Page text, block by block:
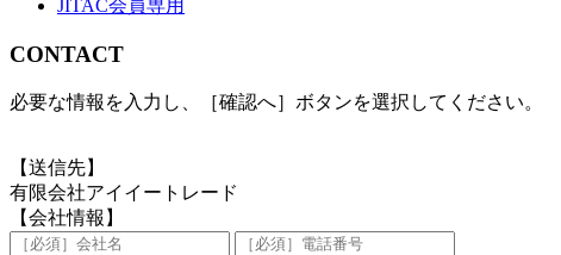
JITAC会員専用
CONTACT
必要な情報を入力し、［確認へ］ボタンを選択してください。
【送信先】
有限会社アイイートレード
【会社情報】